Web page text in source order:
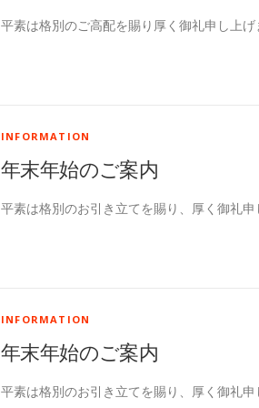
平素は格別のご高配を賜り厚く御礼申し上
INFORMATION
年末年始のご案内
平素は格別のお引き立てを賜り、厚く御礼
INFORMATION
年末年始のご案内
平素は格別のお引き立てを賜り、厚く御礼